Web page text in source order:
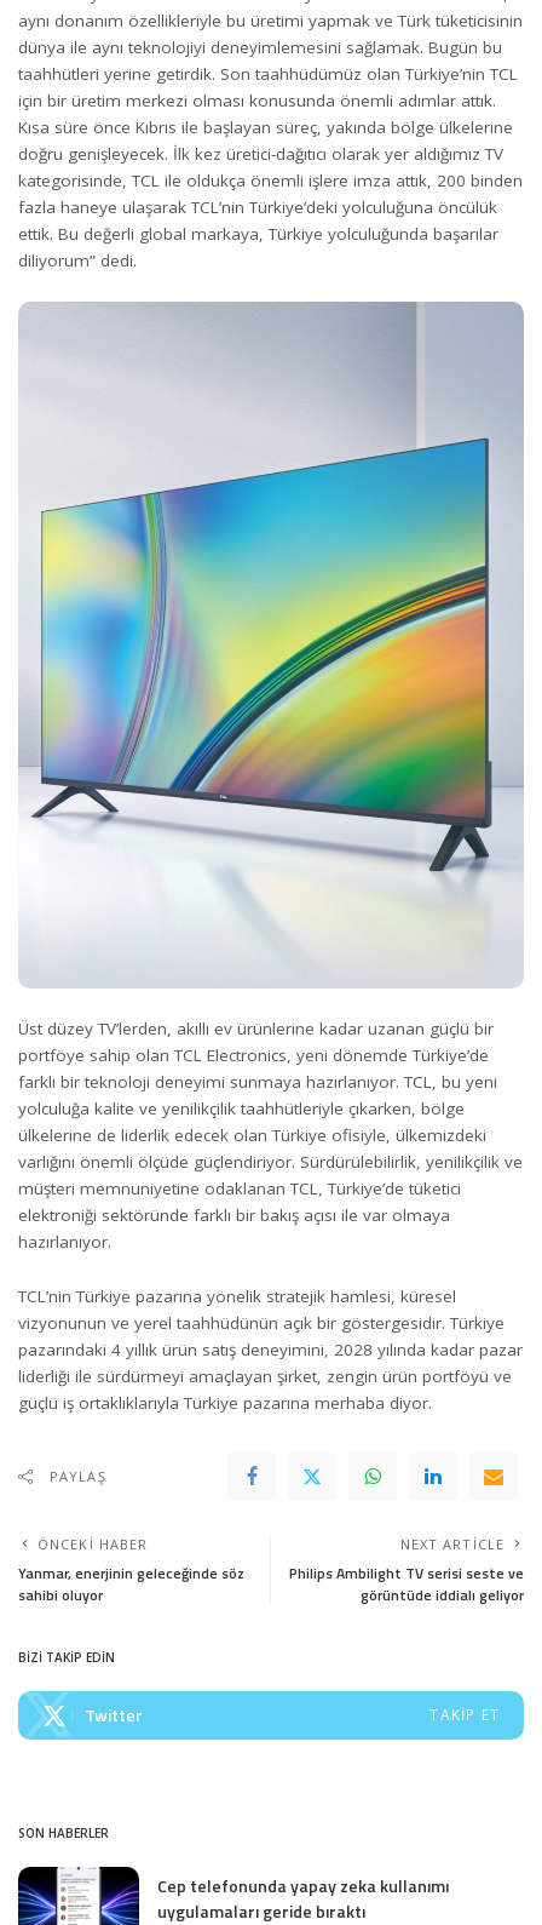
aynı donanım özellikleriyle bu üretimi yapmak ve Türk tüketicisinin
dünya ile aynı teknolojiyi deneyimlemesini sağlamak. Bugün bu
taahhütleri yerine getirdik. Son taahhüdümüz olan Türkiye’nin TCL
için bir üretim merkezi olması konusunda önemli adımlar attık.
Kısa süre önce Kıbrıs ile başlayan süreç, yakında bölge ülkelerine
doğru genişleyecek. İlk kez üretici-dağıtıcı olarak yer aldığımız TV
kategorisinde, TCL ile oldukça önemli işlere imza attık, 200 binden
fazla haneye ulaşarak TCL’nin Türkiye’deki yolculuğuna öncülük
ettik. Bu değerli global markaya, Türkiye yolculuğunda başarılar
diliyorum” dedi.
Üst düzey TV’lerden, akıllı ev ürünlerine kadar uzanan güçlü bir
portföye sahip olan TCL Electronics, yeni dönemde Türkiye’de
farklı bir teknoloji deneyimi sunmaya hazırlanıyor. TCL, bu yeni
yolculuğa kalite ve yenilikçilik taahhütleriyle çıkarken, bölge
ülkelerine de liderlik edecek olan Türkiye ofisiyle, ülkemizdeki
varlığını önemli ölçüde güçlendiriyor. Sürdürülebilirlik, yenilikçilik ve
müşteri memnuniyetine odaklanan TCL, Türkiye’de tüketici
elektroniği sektöründe farklı bir bakış açısı ile var olmaya
hazırlanıyor.
TCL’nin Türkiye pazarına yönelik stratejik hamlesi, küresel
vizyonunun ve yerel taahhüdünün açık bir göstergesidir. Türkiye
pazarındaki 4 yıllık ürün satış deneyimini, 2028 yılında kadar pazar
liderliği ile sürdürmeyi amaçlayan şirket, zengin ürün portföyü ve
güçlü iş ortaklıklarıyla Türkiye pazarına merhaba diyor.
PAYLAŞ
ÖNCEKI HABER
Yanmar, enerjinin geleceğinde söz
sahibi oluyor
NEXT ARTICLE
Philips Ambilight TV serisi seste ve
görüntüde iddialı geliyor
BİZİ TAKİP EDİN
Twitter TAKIP ET
SON HABERLER
Cep telefonunda yapay zeka kullanımı
uygulamaları geride bıraktı